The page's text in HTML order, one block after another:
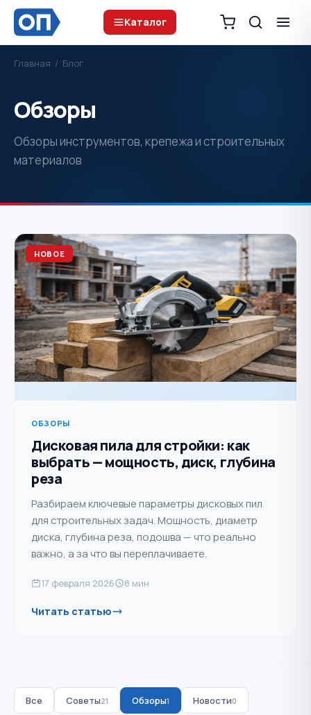
Каталог
Главная / Блог
Обзоры
Обзоры инструментов, крепежа и строительных
материалов
НОВОЕ
ОБЗОРЫ
Дисковая пила для стройки: как
выбрать — мощность, диск, глубина
реза
Разбираем ключевые параметры дисковых пил
для строительных задач. Мощность, диаметр
диска, глубина реза, подошва — что реально
важно, а за что вы переплачиваете.
17 февраля 2026 8 мин
Читать статью
Все Советы21 Обзоры1 Новости0